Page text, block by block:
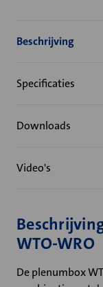
Beschrijving
Specificaties
Downloads
Video's
WTO-WRO
De plenumbox